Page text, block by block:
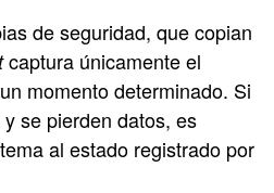
de seguridad, que copian
captura únicamente el
momento determinado. Si
se pierden datos, es
al estado registrado por